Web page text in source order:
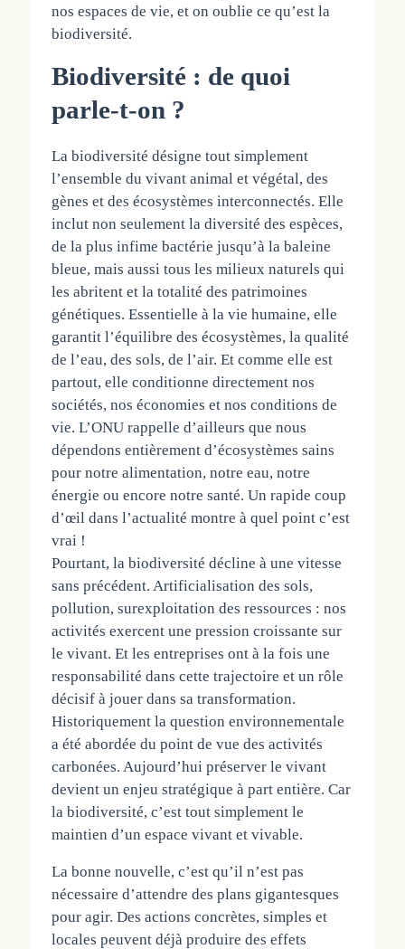
nos espaces de vie, et on oublie ce qu’est la
biodiversité.
Biodiversité : de quoi
parle-t-on ?
La biodiversité désigne tout simplement
l’ensemble du vivant animal et végétal, des
gènes et des écosystèmes interconnectés. Elle
inclut non seulement la diversité des espèces,
de la plus infime bactérie jusqu’à la baleine
bleue, mais aussi tous les milieux naturels qui
les abritent et la totalité des patrimoines
génétiques. Essentielle à la vie humaine, elle
garantit l’équilibre des écosystèmes, la qualité
de l’eau, des sols, de l’air. Et comme elle est
partout, elle conditionne directement nos
sociétés, nos économies et nos conditions de
vie. L’ONU rappelle d’ailleurs que nous
dépendons entièrement d’écosystèmes sains
pour notre alimentation, notre eau, notre
énergie ou encore notre santé. Un rapide coup
d’œil dans l’actualité montre à quel point c’est
vrai !
Pourtant, la biodiversité décline à une vitesse
sans précédent. Artificialisation des sols,
pollution, surexploitation des ressources : nos
activités exercent une pression croissante sur
le vivant. Et les entreprises ont à la fois une
responsabilité dans cette trajectoire et un rôle
décisif à jouer dans sa transformation.
Historiquement la question environnementale
a été abordée du point de vue des activités
carbonées. Aujourd’hui préserver le vivant
devient un enjeu stratégique à part entière. Car
la biodiversité, c’est tout simplement le
maintien d’un espace vivant et vivable.
La bonne nouvelle, c’est qu’il n’est pas
nécessaire d’attendre des plans gigantesques
pour agir. Des actions concrètes, simples et
locales peuvent déjà produire des effets